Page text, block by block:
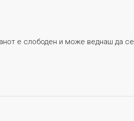
е слободен и може веднаш да се